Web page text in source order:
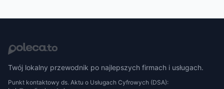
Twój lokalny przewodnik po najlepszych firmach i usługach.
Punkt kontaktowy ds. Aktu o Usługach Cyfrowych (DSA):